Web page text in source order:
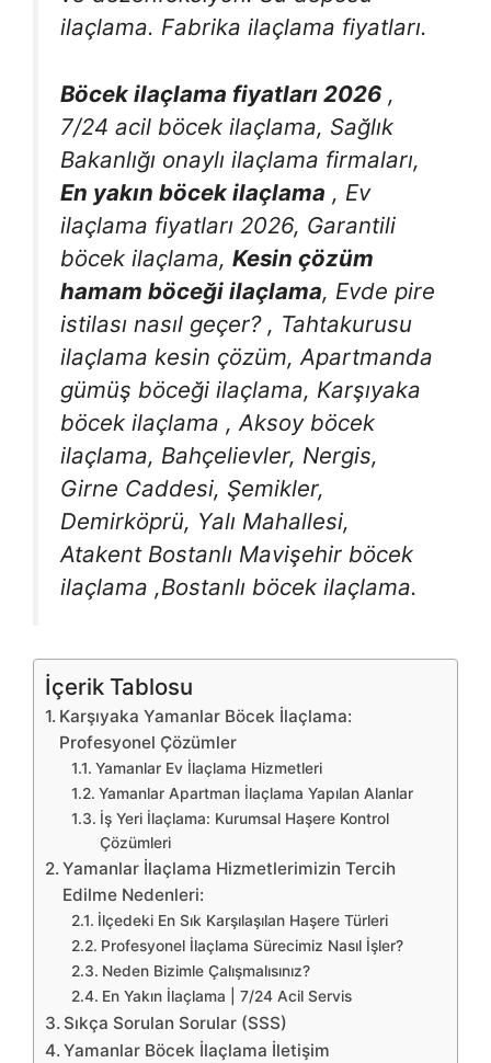
ilaçlama. Fabrika ilaçlama fiyatları.
Böcek ilaçlama fiyatları 2026 ,
7/24 acil böcek ilaçlama, Sağlık
Bakanlığı onaylı ilaçlama firmaları,
En yakın böcek ilaçlama , Ev
ilaçlama fiyatları 2026, Garantili
böcek ilaçlama, Kesin çözüm
hamam böceği ilaçlama, Evde pire
istilası nasıl geçer? , Tahtakurusu
ilaçlama kesin çözüm, Apartmanda
gümüş böceği ilaçlama, Karşıyaka
böcek ilaçlama , Aksoy böcek
ilaçlama, Bahçelievler, Nergis,
Girne Caddesi, Şemikler,
Demirköprü, Yalı Mahallesi,
Atakent Bostanlı Mavişehir böcek
ilaçlama ,Bostanlı böcek ilaçlama.
İçerik Tablosu
Karşıyaka Yamanlar Böcek İlaçlama:
Profesyonel Çözümler
Yamanlar Ev İlaçlama Hizmetleri
Yamanlar Apartman İlaçlama Yapılan Alanlar
İş Yeri İlaçlama: Kurumsal Haşere Kontrol
Çözümleri
Yamanlar İlaçlama Hizmetlerimizin Tercih
Edilme Nedenleri:
İlçedeki En Sık Karşılaşılan Haşere Türleri
Profesyonel İlaçlama Sürecimiz Nasıl İşler?
Neden Bizimle Çalışmalısınız?
En Yakın İlaçlama | 7/24 Acil Servis
Sıkça Sorulan Sorular (SSS)
Yamanlar Böcek İlaçlama İletişim